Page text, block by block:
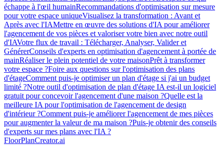
échappe à l'œil humainRecommandations d'optimisation sur mesure
pour votre espace uniqueVisualisez la transformation : Avant et
Après avec l'IAMettre en œuvre des solutions d'IA pour améliorer
l'agencement de vos pièces et valoriser votre bien avec notre outil
d'IAVotre flux de travail : Télécharger, Analyser, Valider et
GénérerConseils d'experts en optimisation d'agencement à portée de
mainRéaliser le plein potentiel de votre maisonPrêt à transformer
votre espace ?Foire aux questions sur l'optimisation des plans
d'étageComment puis-je optimiser un plan d'étage si j'ai un budget
limité ?Notre outil d'optimisation de plan d'étage IA est-il un logiciel
gratuit pour concevoir l'agencement d'une maison ?Quelle est la
meilleure IA pour l'optimisation de l'agencement de design
d'intérieur ?Comment puis-je améliorer l'agencement de mes pièces
pour augmenter la valeur de ma maison ?Puis-je obtenir des conseils
d'experts sur mes plans avec l'IA ?
FloorPlanCreator.ai